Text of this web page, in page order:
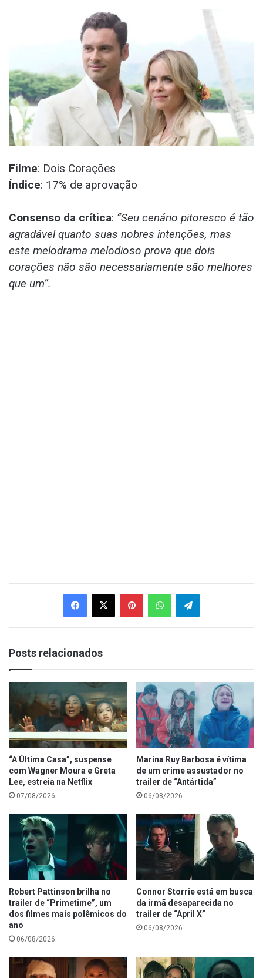
Filme: Dois Corações
Índice: 17% de aprovação
Consenso da crítica: “Seu cenário pitoresco é tão
agradável quanto suas nobres intenções, mas
este melodrama melodioso prova que dois
corações não são necessariamente são melhores
que um”.
Facebook
X PinterestWhatsAppTelegram
Posts relacionados
“A Última Casa”, suspense
com Wagner Moura e Greta
Lee, estreia na Netflix
07/08/2026
Marina Ruy Barbosa é vítima
de um crime assustador no
trailer de “Antártida”
06/08/2026
Robert Pattinson brilha no
trailer de “Primetime”, um
dos filmes mais polêmicos do
ano
06/08/2026
Connor Storrie está em busca
da irmã desaparecida no
trailer de “April X”
06/08/2026